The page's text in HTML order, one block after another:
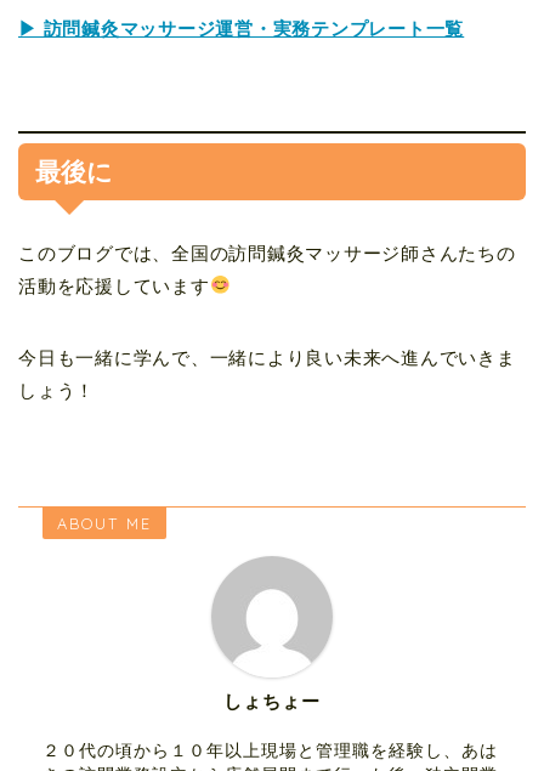
▶ 訪問鍼灸マッサージ運営・実務テンプレート一覧
最後に
このブログでは、全国の訪問鍼灸マッサージ師さんたちの
活動を応援しています
今日も一緒に学んで、一緒により良い未来へ進んでいきま
しょう！
ABOUT ME
しょちょー
２０代の頃から１０年以上現場と管理職を経験し、あは